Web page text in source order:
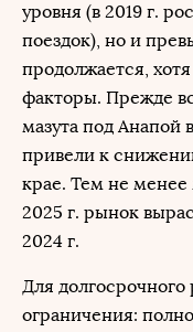
уровня (в 2019 г.
поездок), но и
продолжается,
факторы. Прежде
мазута под Анапой
привели к
крае. Тем не
2025 г. рынок
2024 г.
Для долгосрочного
ограничения: